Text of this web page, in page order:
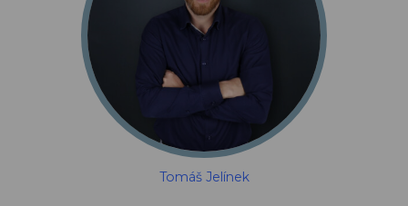
Tomáš Jelínek